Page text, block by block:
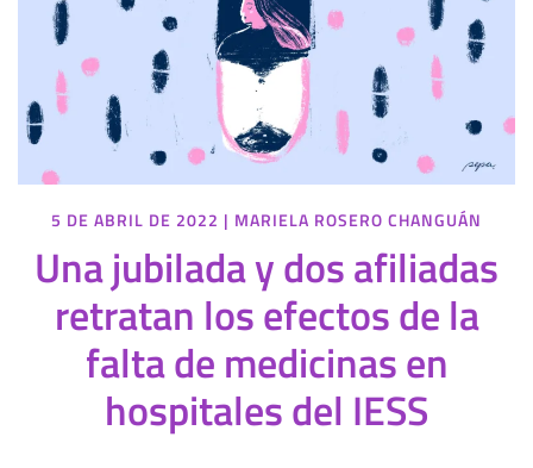
5 DE ABRIL DE 2022 | MARIELA ROSERO CHANGUÁN
Una jubilada y dos afiliadas
retratan los efectos de la
falta de medicinas en
hospitales del IESS